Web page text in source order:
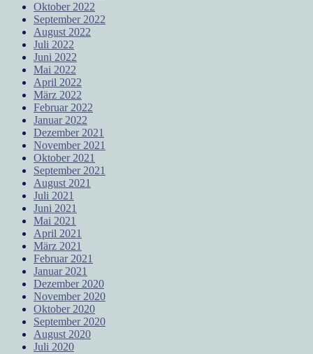
Oktober 2022
September 2022
August 2022
Juli 2022
Juni 2022
Mai 2022
April 2022
März 2022
Februar 2022
Januar 2022
Dezember 2021
November 2021
Oktober 2021
September 2021
August 2021
Juli 2021
Juni 2021
Mai 2021
April 2021
März 2021
Februar 2021
Januar 2021
Dezember 2020
November 2020
Oktober 2020
September 2020
August 2020
Juli 2020